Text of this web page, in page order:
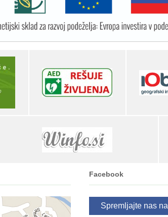
Facebook
Spremljajte nas na